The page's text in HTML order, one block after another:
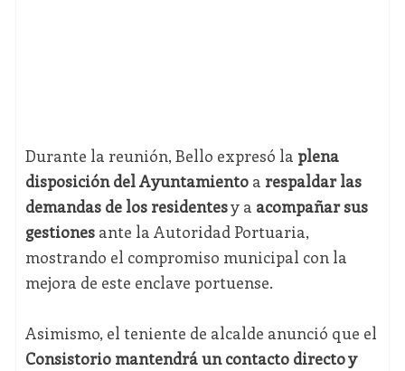
Durante la reunión, Bello expresó la plena
disposición del Ayuntamientoa respaldar las
demandas de los residentesy a acompañar sus
gestionesante la Autoridad Portuaria,
mostrando el compromiso municipal con la
mejora de este enclave portuense.
Asimismo, el teniente de alcalde anunció que el
Consistorio mantendrá un contacto directo y